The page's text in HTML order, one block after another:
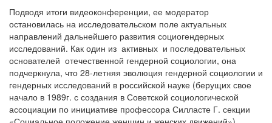
Подводя итоги видеоконференции, ее модератор
остановилась на исследовательском поле актуальных
направлений дальнейшего развития социогендерных
исследований. Как один из активных и последовательных
основателей отечественной гендерной социологии, она
подчеркнула, что 28-летняя эволюция гендерной социологии и
гендерных исследований в российской науке (берущих свое
начало в 1989г. с создания в Советской социологической
ассоциации по инициативе профессора Силласте Г. секции